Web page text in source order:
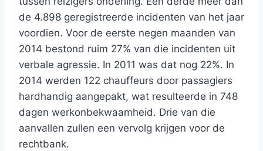
de 4.898 geregistreerde incidenten van het jaar
voordien. Voor de eerste negen maanden van
2014 bestond ruim 27% van die incidenten uit
verbale agressie. In 2011 was dat nog 22%. In
2014 werden 122 chauffeurs door passagiers
hardhandig aangepakt, wat resulteerde in 748
dagen werkonbekwaamheid. Drie van die
aanvallen zullen een vervolg krijgen voor de
rechtbank.